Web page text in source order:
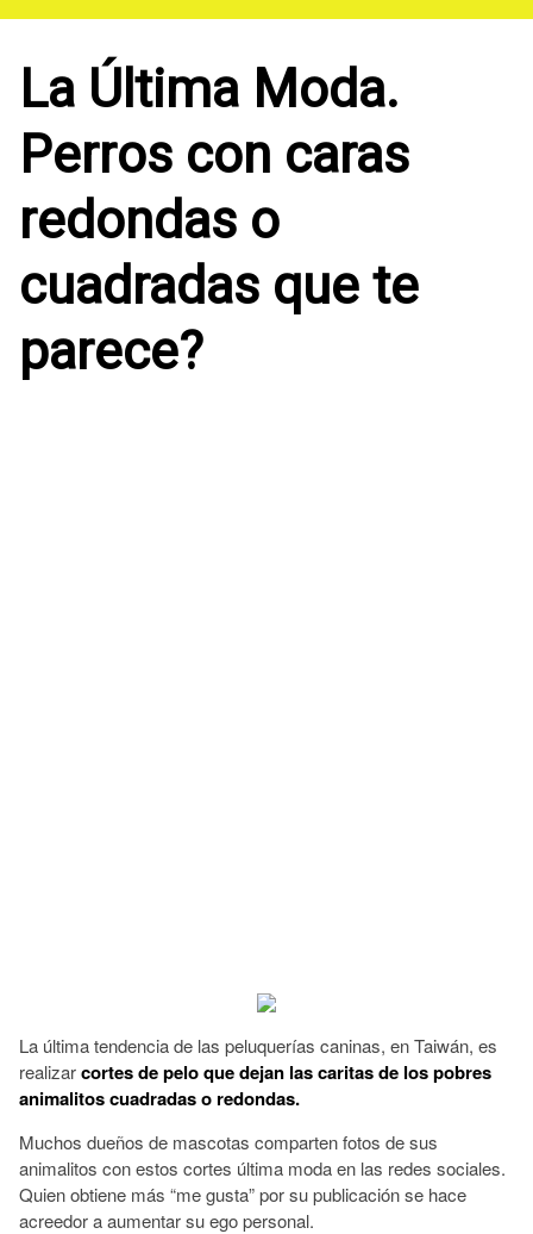
Saltar
contenido
La Última Moda.
Perros con caras
redondas o
cuadradas que te
parece?
La última tendencia de las peluquerías caninas, en Taiwán, es
realizarcortes de pelo que dejan las caritas de los pobres
animalitos cuadradas o redondas.
Muchos dueños de mascotas comparten fotos de sus
animalitos con estos cortes última moda en las redes sociales.
Quien obtiene más “me gusta” por su publicación se hace
acreedor a aumentar su ego personal.